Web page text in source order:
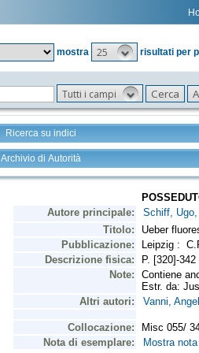
mostra
25 risultati per
Tutti i campi
Ricerca su indici
Archivio di Autorità